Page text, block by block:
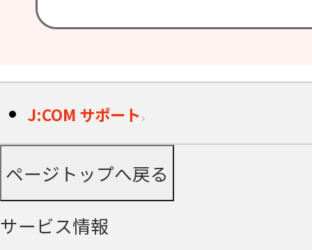
J:COM サポート
ページトップへ戻る
サービス情報